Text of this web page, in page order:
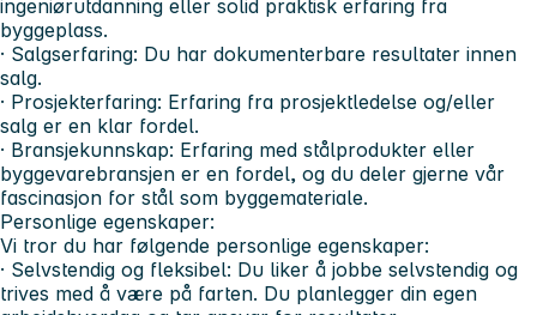
ingeniørutdanning eller solid praktisk erfaring fra
byggeplass.
· Salgserfaring: Du har dokumenterbare resultater innen
salg.
· Prosjekterfaring: Erfaring fra prosjektledelse og/eller
salg er en klar fordel.
· Bransjekunnskap: Erfaring med stålprodukter eller
byggevarebransjen er en fordel, og du deler gjerne vår
fascinasjon for stål som byggemateriale.
Personlige egenskaper:
Vi tror du har følgende personlige egenskaper:
· Selvstendig og fleksibel: Du liker å jobbe selvstendig og
trives med å være på farten. Du planlegger din egen